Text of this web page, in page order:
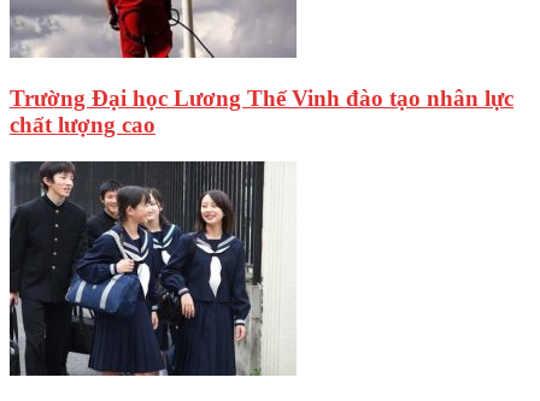
Trường Đại học Lương Thế Vinh đào tạo nhân lực
chất lượng cao